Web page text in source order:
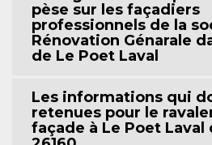
pèse sur les façadiers
professionnels de la
Rénovation Génarale
de Le Poet Laval
Les informations qui
retenues pour le
façade à Le Poet Laval